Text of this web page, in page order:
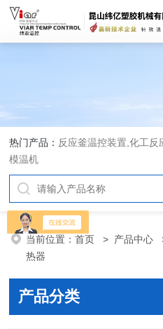
热门产品： 反应釜温控装置,化工
模温机
当前位置：首页 > 产品中心
热器
产品分类